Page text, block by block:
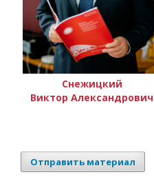
Снежицкий
Виктор Александрович
Отправить материал